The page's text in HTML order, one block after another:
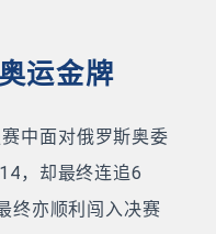
运金牌
中面对俄罗斯奥委
，却最终连追6
终亦顺利闯入决赛